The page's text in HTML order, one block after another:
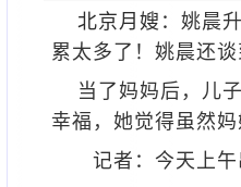
北京月嫂 ：姚晨
累太多了！姚晨还
当了妈妈后，儿子
幸福，她觉得虽然
记者：今天上午